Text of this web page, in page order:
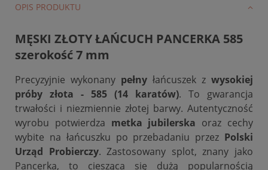
OPIS PRODUKTU
MĘSKI ZŁOTY ŁAŃCUCH PANCERKA 585
szerokość 7 mm
Precyzyjnie wykonany pełny łańcuszek z wysokiej
próby złota - 585 (14 karatów). To gwarancja
trwałości i niezmiennie złotej barwy. Autentyczność
wyrobu potwierdza metka jubilerska oraz cechy
wybite na łańcuszku po przebadaniu przez Polski
Urząd Probierczy. Zastosowany splot, znany jako
Pancerka, to ciesząca się dużą popularnością